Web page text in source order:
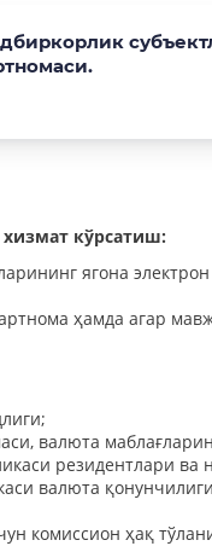
кўрсатиш:
ягона
ҳамда агар
валюта
резидентлари ва
валюта
комиссион ҳақ